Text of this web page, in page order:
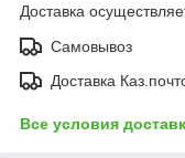
Доставка
Самовывоз
Доставка
Все условия